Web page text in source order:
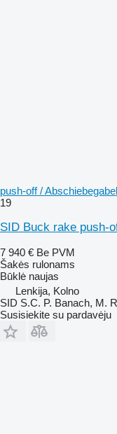
push-off /
19
SID Buck rake push-
7 940 € Be PVM
Šakės rulonams
Būklė naujas
Lenkija, Kolno
SID S.C. P. Banach, M.
Susisiekite su pardavėju